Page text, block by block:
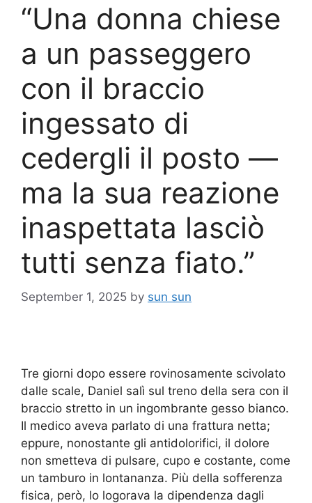
“Una donna chiese
a un passeggero
con il braccio
ingessato di
cedergli il posto —
ma la sua reazione
inaspettata lasciò
tutti senza fiato.”
September 1, 2025 by sun sun
Tre giorni dopo essere rovinosamente scivolato
dalle scale, Daniel salì sul treno della sera con il
braccio stretto in un ingombrante gesso bianco.
Il medico aveva parlato di una frattura netta;
eppure, nonostante gli antidolorifici, il dolore
non smetteva di pulsare, cupo e costante, come
un tamburo in lontananza. Più della sofferenza
fisica, però, lo logorava la dipendenza dagli